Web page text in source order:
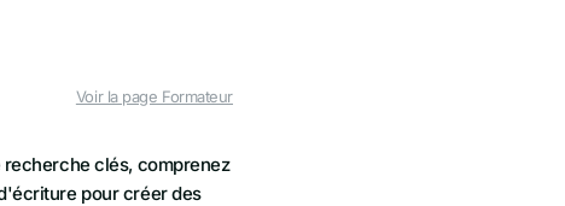
Voir la page Formateur
clés, comprenez
pour créer des